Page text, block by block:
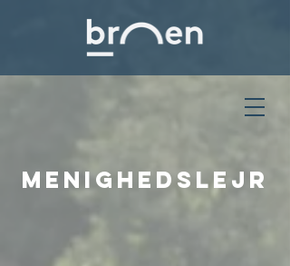
menighedslejr